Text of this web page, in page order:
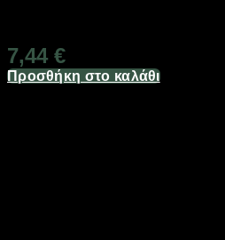
7,44 €
Προσθήκη στο καλάθι